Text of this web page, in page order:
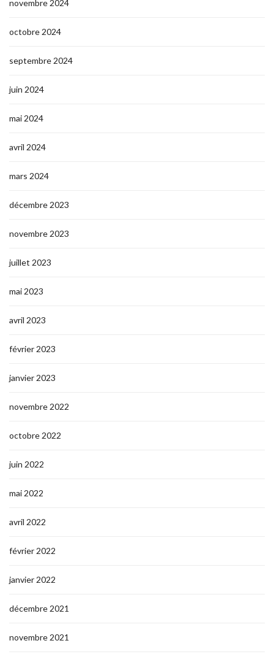
novembre 2024
octobre 2024
septembre 2024
juin 2024
mai 2024
avril 2024
mars 2024
décembre 2023
novembre 2023
juillet 2023
mai 2023
avril 2023
février 2023
janvier 2023
novembre 2022
octobre 2022
juin 2022
mai 2022
avril 2022
février 2022
janvier 2022
décembre 2021
novembre 2021